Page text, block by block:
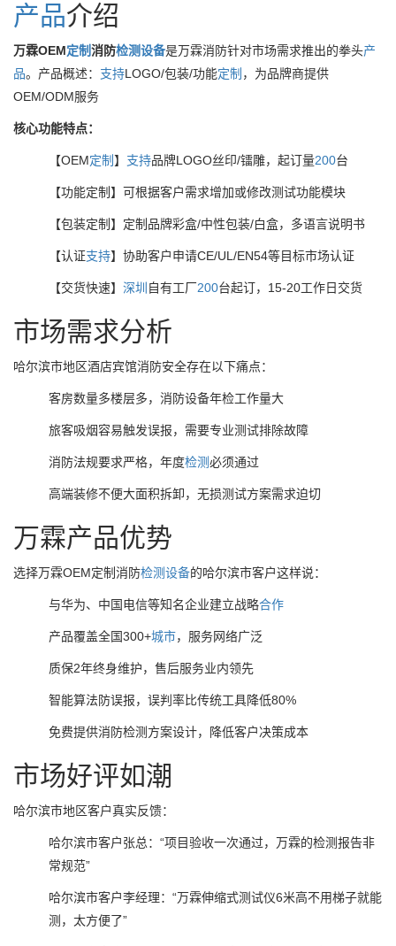
产品介绍
万霖OEM定制消防检测设备是万霖消防针对市场需求推出的拳头产
品。产品概述： 支持LOGO/包装/功能定制 ，为品牌商提供
OEM/ODM服务
核心功能特点：
【OEM定制】 支持品牌LOGO丝印/镭雕，起订量200台
【功能定制】可根据客户需求增加或修改测试功能模块
【包装定制】定制品牌彩盒/中性包装/白盒，多语言说明书
【认证支持】协助客户申请CE/UL/EN54等目标市场认证
【交货快速】 深圳 自有工厂200台起订，15-20工作日交货
市场需求分析
哈尔滨市地区酒店宾馆消防安全存在以下痛点：
客房数量多楼层多，消防设备年检工作量大
旅客吸烟容易触发误报，需要专业测试排除故障
消防法规要求严格，年度检测必须通过
高端装修不便大面积拆卸，无损测试方案需求迫切
万霖产品优势
选择万霖OEM定制消防检测设备的哈尔滨市客户这样说：
与华为、中国电信等知名企业建立战略合作
产品覆盖全国300+城市，服务网络广泛
质保2年终身维护，售后服务业内领先
智能算法防误报，误判率比传统工具降低80%
免费提供消防检测方案设计，降低客户决策成本
市场好评如潮
哈尔滨市地区客户真实反馈：
哈尔滨市客户张总：“项目验收一次通过，万霖的检测报告非
常规范”
哈尔滨市客户李经理：“万霖伸缩式测试仪6米高不用梯子就能
测，太方便了”